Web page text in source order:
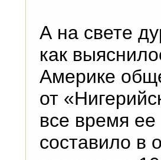
А на свете
как
Америке
от
все время ее
составило в